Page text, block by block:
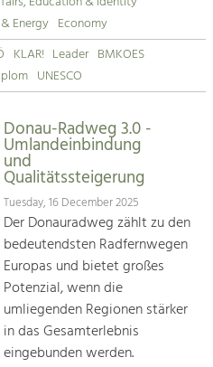
and
Energy Economy
KLAR! Leader BMKOES
UNESCO
Donau-Radweg 3.0 -
Umlandeinbindung
und
Qualitätssteigerung
Tuesday, 16 December 2025
Der Donauradweg zählt zu den
bedeutendsten Radfernwegen
Europas und bietet großes
Potenzial, wenn die
umliegenden Regionen stärker
in das Gesamterlebnis
eingebunden werden.